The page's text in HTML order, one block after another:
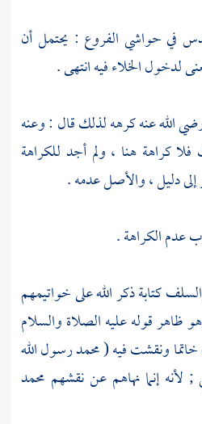
في حواشي الفروع : يحتمل أن
لدخول الخلاء فيه انتهى .
الله عنه كرهه لذلك قال : وعنه
كراهة هنا ، ولم أجد للكراهة
دليل ، والأصل عدمه .
عدم الكراهة .
السلفكتابة ذكر الله على خواتيمهم
ظاهر قوله عليه الصلاة والسلام
ونقشت فيه (محمدرسول الله
إنما نهاهم عن نقشهم محمد